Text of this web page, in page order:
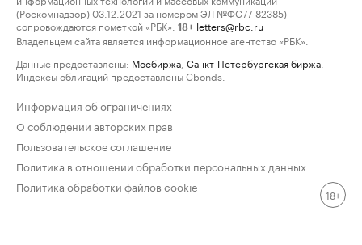
(Роскомнадзор) 03.12.2021 за номером ЭЛ №ФС77-82385)
сопровождаются пометкой «РБК».
18+ letters@rbc.ru
Владельцем сайта является информационное агентство «РБК».
Данные предоставлены: Мосбиржа Санкт-Петербургская биржа
Индексы облигаций предоставлены Cbonds.
Информация об ограничениях
О соблюдении авторских прав
Пользовательское соглашение
Политика в отношении обработки персональных данных
Политика обработки файлов cookie
18+